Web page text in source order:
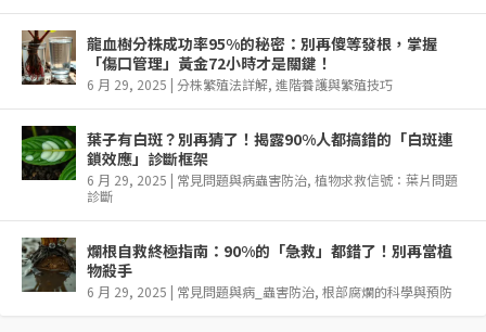
龍血樹分株成功率95%的秘密：別再傻等發根，掌握
「傷口管理」黃金72小時才是關鍵！
6 月 29, 2025 | 分株繁殖法詳解, 進階養護與繁殖技巧
葉子有白斑？別再猜了！揭露90%人都搞錯的「白斑連
鎖效應」診斷框架
6 月 29, 2025 | 常見問題與病蟲害防治, 植物求救信號：葉片問題
診斷
爛根自救終極指南：90%的「急救」都錯了！別再當植
物殺手
6 月 29, 2025 | 常見問題與病_蟲害防治, 根部腐爛的科學與預防